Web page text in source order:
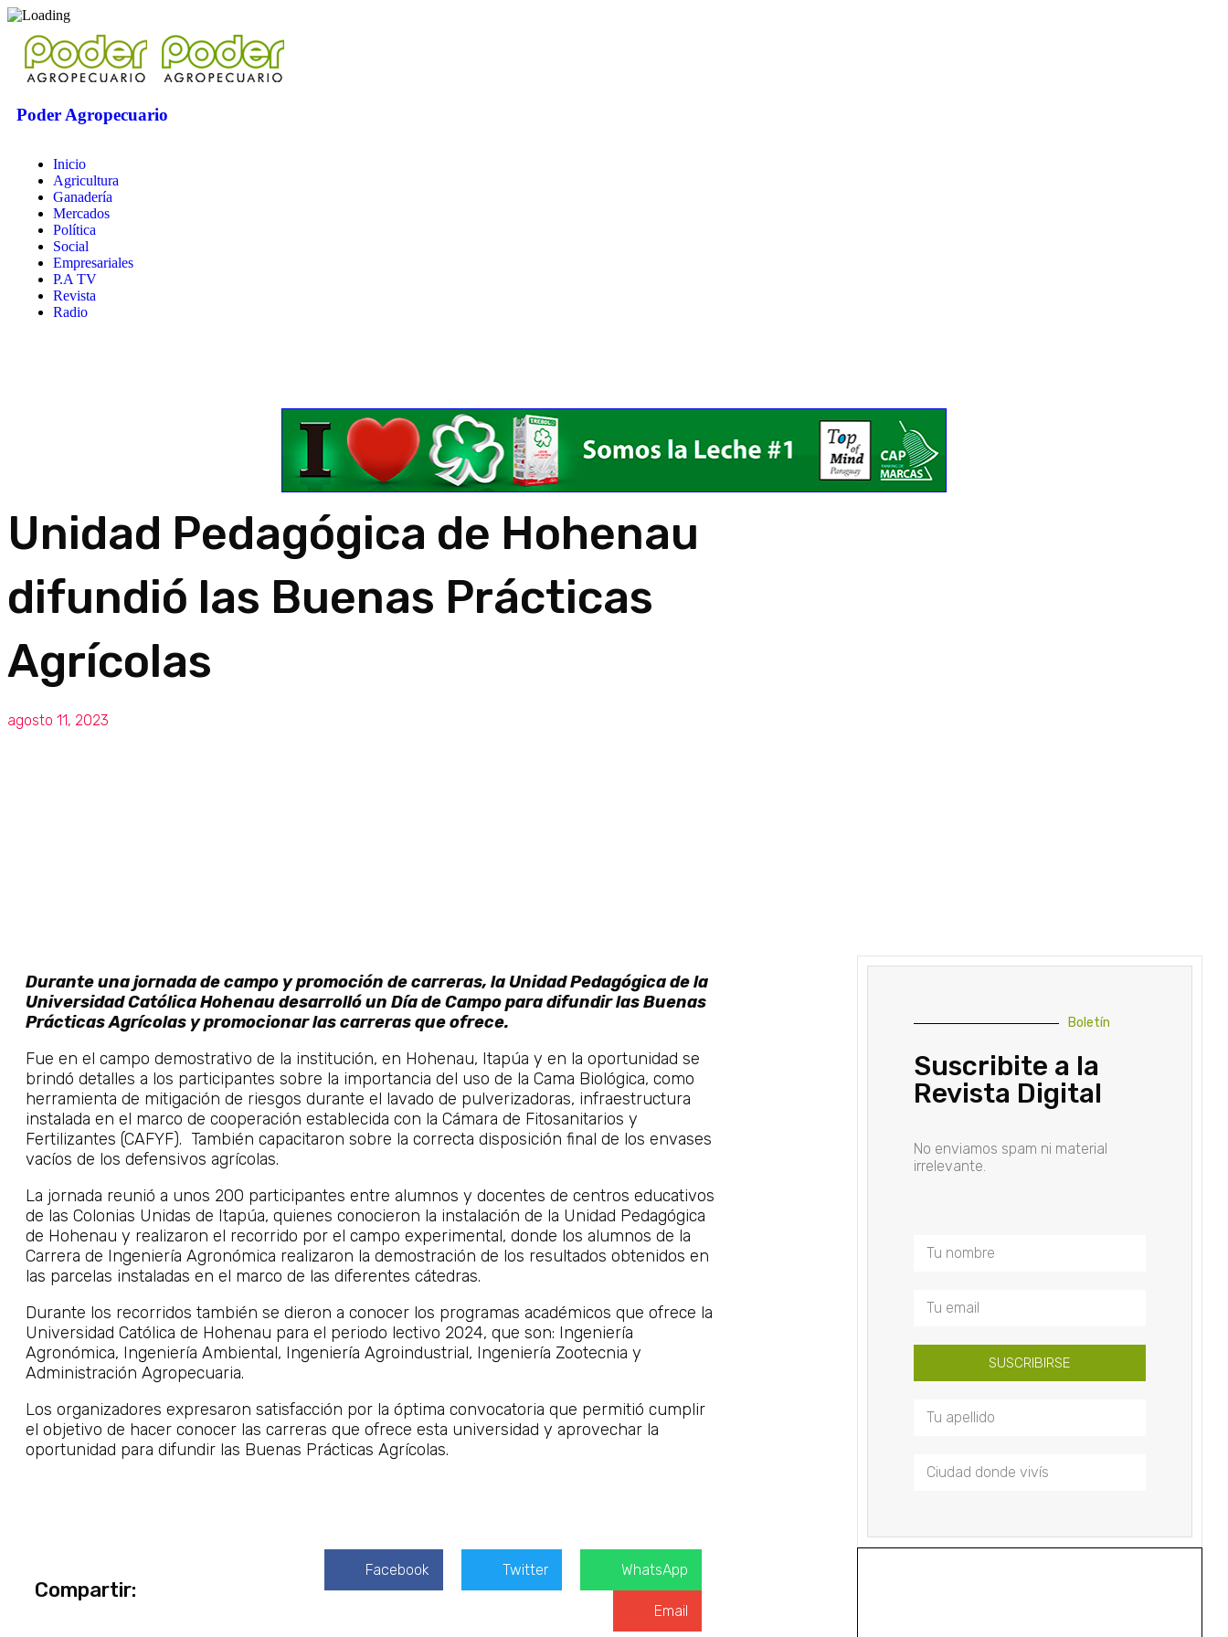
Poder Agropecuario
Inicio
Agricultura
Ganadería
Mercados
Política
Social
Empresariales
P.A TV
Revista
Radio
Unidad Pedagógica de Hohenau
difundió las Buenas Prácticas
Agrícolas
agosto 11, 2023
Durante una jornada de campo y promoción de carreras, la Unidad Pedagógica de la
Universidad Católica Hohenau desarrolló un Día de Campo para difundir las Buenas
Prácticas Agrícolas y promocionar las carreras que ofrece.
Fue en el campo demostrativo de la institución, en Hohenau, Itapúa y en la oportunidad se
brindó detalles a los participantes sobre la importancia del uso de la Cama Biológica, como
herramienta de mitigación de riesgos durante el lavado de pulverizadoras, infraestructura
instalada en el marco de cooperación establecida con la Cámara de Fitosanitarios y
Fertilizantes (CAFYF). También capacitaron sobre la correcta disposición final de los envases
vacíos de los defensivos agrícolas.
La jornada reunió a unos 200 participantes entre alumnos y docentes de centros educativos
de las Colonias Unidas de Itapúa, quienes conocieron la instalación de la Unidad Pedagógica
de Hohenau y realizaron el recorrido por el campo experimental, donde los alumnos de la
Carrera de Ingeniería Agronómica realizaron la demostración de los resultados obtenidos en
las parcelas instaladas en el marco de las diferentes cátedras.
Durante los recorridos también se dieron a conocer los programas académicos que ofrece la
Universidad Católica de Hohenau para el periodo lectivo 2024, que son: Ingeniería
Agronómica, Ingeniería Ambiental, Ingeniería Agroindustrial, Ingeniería Zootecnia y
Administración Agropecuaria.
Los organizadores expresaron satisfacción por la óptima convocatoria que permitió cumplir
el objetivo de hacer conocer las carreras que ofrece esta universidad y aprovechar la
oportunidad para difundir las Buenas Prácticas Agrícolas.
Compartir:
Facebook Twitter WhatsApp
Email
Boletín
Suscribite a la
Revista Digital
No enviamos spam ni material
irrelevante.
SUSCRIBIRSE